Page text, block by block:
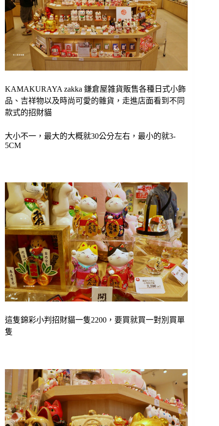
KAMAKURAYA zakka 鎌倉屋雑貨販售各種日式小飾
品、吉祥物以及時尚可愛的雜貨，走進店面看到不同
款式的招財貓
大小不一，最大的大概就30公分左右，最小的就3-
5CM
這隻錦彩小判招財貓一隻2200，要買就買一對別買單
隻